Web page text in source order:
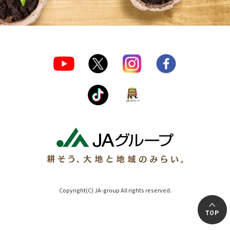
Copyright(C) JA-group All rights reserved.
TOP